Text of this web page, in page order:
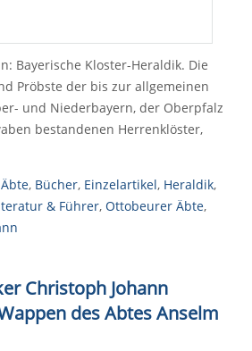
Bayerische Kloster-Heraldik. Die
Pröbste der bis zur allgemeinen
und Niederbayern, der Oberpfalz
bestandenen Herrenklöster,
Äbte, Bücher, Einzelartikel, Heraldik,
& Führer, Ottobeurer Äbte,
Christoph Johann
des Abtes Anselm